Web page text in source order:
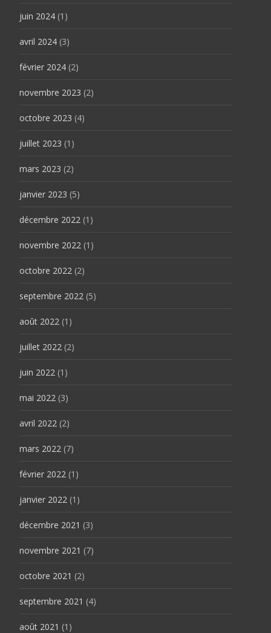
juin 2024 (1)
avril 2024 (3)
février 2024 (2)
novembre 2023 (2)
octobre 2023 (4)
juillet 2023 (1)
mars 2023 (2)
janvier 2023 (5)
décembre 2022 (1)
novembre 2022 (1)
octobre 2022 (2)
septembre 2022 (5)
août 2022 (1)
juillet 2022 (2)
juin 2022 (1)
mai 2022 (3)
avril 2022 (2)
mars 2022 (7)
février 2022 (1)
janvier 2022 (1)
décembre 2021 (3)
novembre 2021 (7)
octobre 2021 (2)
septembre 2021 (4)
août 2021 (1)